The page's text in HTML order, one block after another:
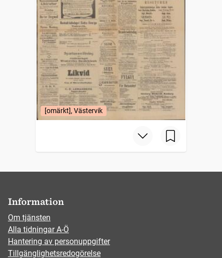
[omärkt], Västervik
Information
Om tjänsten
Alla tidningar A-Ö
Hantering av personuppgifter
Tillgänglighetsredogörelse